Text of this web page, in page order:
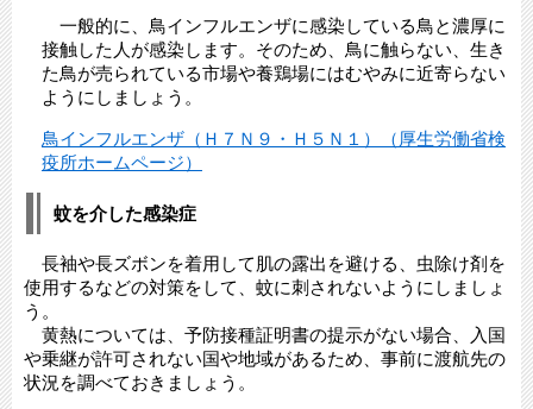
一般的に、鳥インフルエンザに感染している鳥と濃厚に
接触した人が感染します。そのため、鳥に触らない、生き
た鳥が売られている市場や養鶏場にはむやみに近寄らない
ようにしましょう。
鳥インフルエンザ（Ｈ７Ｎ９・Ｈ５Ｎ１）（厚生労働省検
疫所ホームページ）
蚊を介した感染症
長袖や長ズボンを着用して肌の露出を避ける、虫除け剤を
使用するなどの対策をして、蚊に刺されないようにしましょ
う。
黄熱については、予防接種証明書の提示がない場合、入国
や乗継が許可されない国や地域があるため、事前に渡航先の
状況を調べておきましょう。